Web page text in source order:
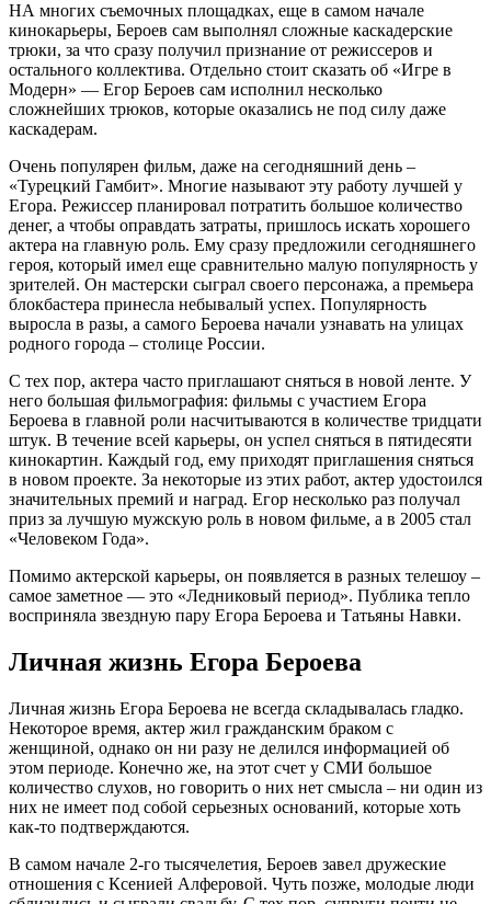
НА многих съемочных площадках, еще в самом начале
кинокарьеры, Бероев сам выполнял сложные каскадерские
трюки, за что сразу получил признание от режиссеров и
остального коллектива. Отдельно стоит сказать об «Игре в
Модерн» — Егор Бероев сам исполнил несколько
сложнейших трюков, которые оказались не под силу даже
каскадерам.
Очень популярен фильм, даже на сегодняшний день –
«Турецкий Гамбит». Многие называют эту работу лучшей у
Егора. Режиссер планировал потратить большое количество
денег, а чтобы оправдать затраты, пришлось искать хорошего
актера на главную роль. Ему сразу предложили сегодняшнего
героя, который имел еще сравнительно малую популярность у
зрителей. Он мастерски сыграл своего персонажа, а премьера
блокбастера принесла небывалый успех. Популярность
выросла в разы, а самого Бероева начали узнавать на улицах
родного города – столице России.
С тех пор, актера часто приглашают сняться в новой ленте. У
него большая фильмография: фильмы с участием Егора
Бероева в главной роли насчитываются в количестве тридцати
штук. В течение всей карьеры, он успел сняться в пятидесяти
кинокартин. Каждый год, ему приходят приглашения сняться
в новом проекте. За некоторые из этих работ, актер удостоился
значительных премий и наград. Егор несколько раз получал
приз за лучшую мужскую роль в новом фильме, а в 2005 стал
«Человеком Года».
Помимо актерской карьеры, он появляется в разных телешоу –
самое заметное — это «Ледниковый период». Публика тепло
восприняла звездную пару Егора Бероева и Татьяны Навки.
Личная жизнь Егора Бероева
Личная жизнь Егора Бероева не всегда складывалась гладко.
Некоторое время, актер жил гражданским браком с
женщиной, однако он ни разу не делился информацией об
этом периоде. Конечно же, на этот счет у СМИ большое
количество слухов, но говорить о них нет смысла – ни один из
них не имеет под собой серьезных оснований, которые хоть
как-то подтверждаются.
В самом начале 2-го тысячелетия, Бероев завел дружеские
отношения с Ксенией Алферовой. Чуть позже, молодые люди